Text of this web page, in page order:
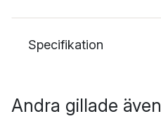
Specifikation
Andra gillade även